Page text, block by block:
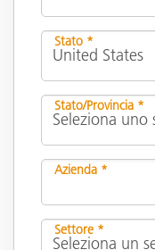
Stato *
Stato/Provincia *
Azienda *
Settore *